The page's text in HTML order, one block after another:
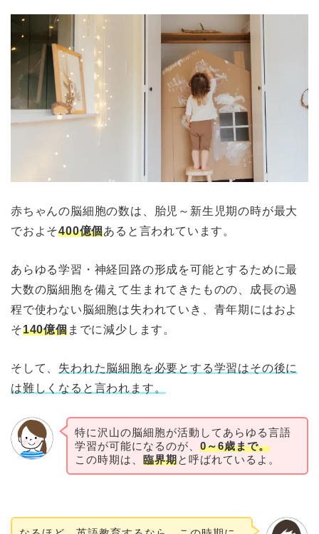
赤ちゃんの脳細胞の数は、胎児～新生児期の時が最大
でおよそ400億個あると言われています。
あらゆる学習・神経回路の形成を可能とするために最
大数の脳細胞を備えて生まれてきたものの、成長の過
程で使わない脳細胞は失われていき、青年期にはおよ
そ140億個までに減少します。
そして、 失われた脳細胞を必要とする学習はその後に
は難しくなると言われます。
特に沢山の脳細胞が活動してあらゆる言語
学習が可能になるのが、0～6歳まで。
この時期は、臨界期と呼ばれているよ。